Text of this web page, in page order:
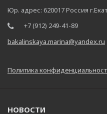
Юр. адрес: 620017 Россия
+7 (912) 249-41-89
bakalinskaya.marina@yandex.ru
Политика
НОВОСТИ